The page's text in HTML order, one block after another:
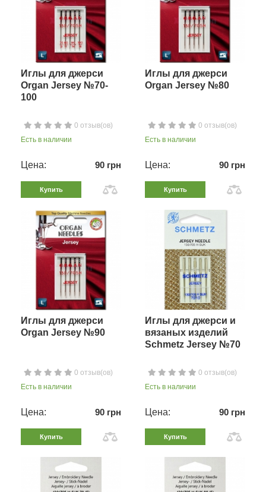
Иглы для джерси
Organ Jersey №70-
100
0 отзыв(ов)
Есть в наличии
Цена: 90 грн
Купить
Иглы для джерси
Organ Jersey №80
0 отзыв(ов)
Есть в наличии
Цена: 90 грн
Купить
Иглы для джерси
Organ Jersey №90
0 отзыв(ов)
Есть в наличии
Цена: 90 грн
Купить
Иглы для джерси и
вязаных изделий
Schmetz Jersey №70
0 отзыв(ов)
Есть в наличии
Цена: 90 грн
Купить